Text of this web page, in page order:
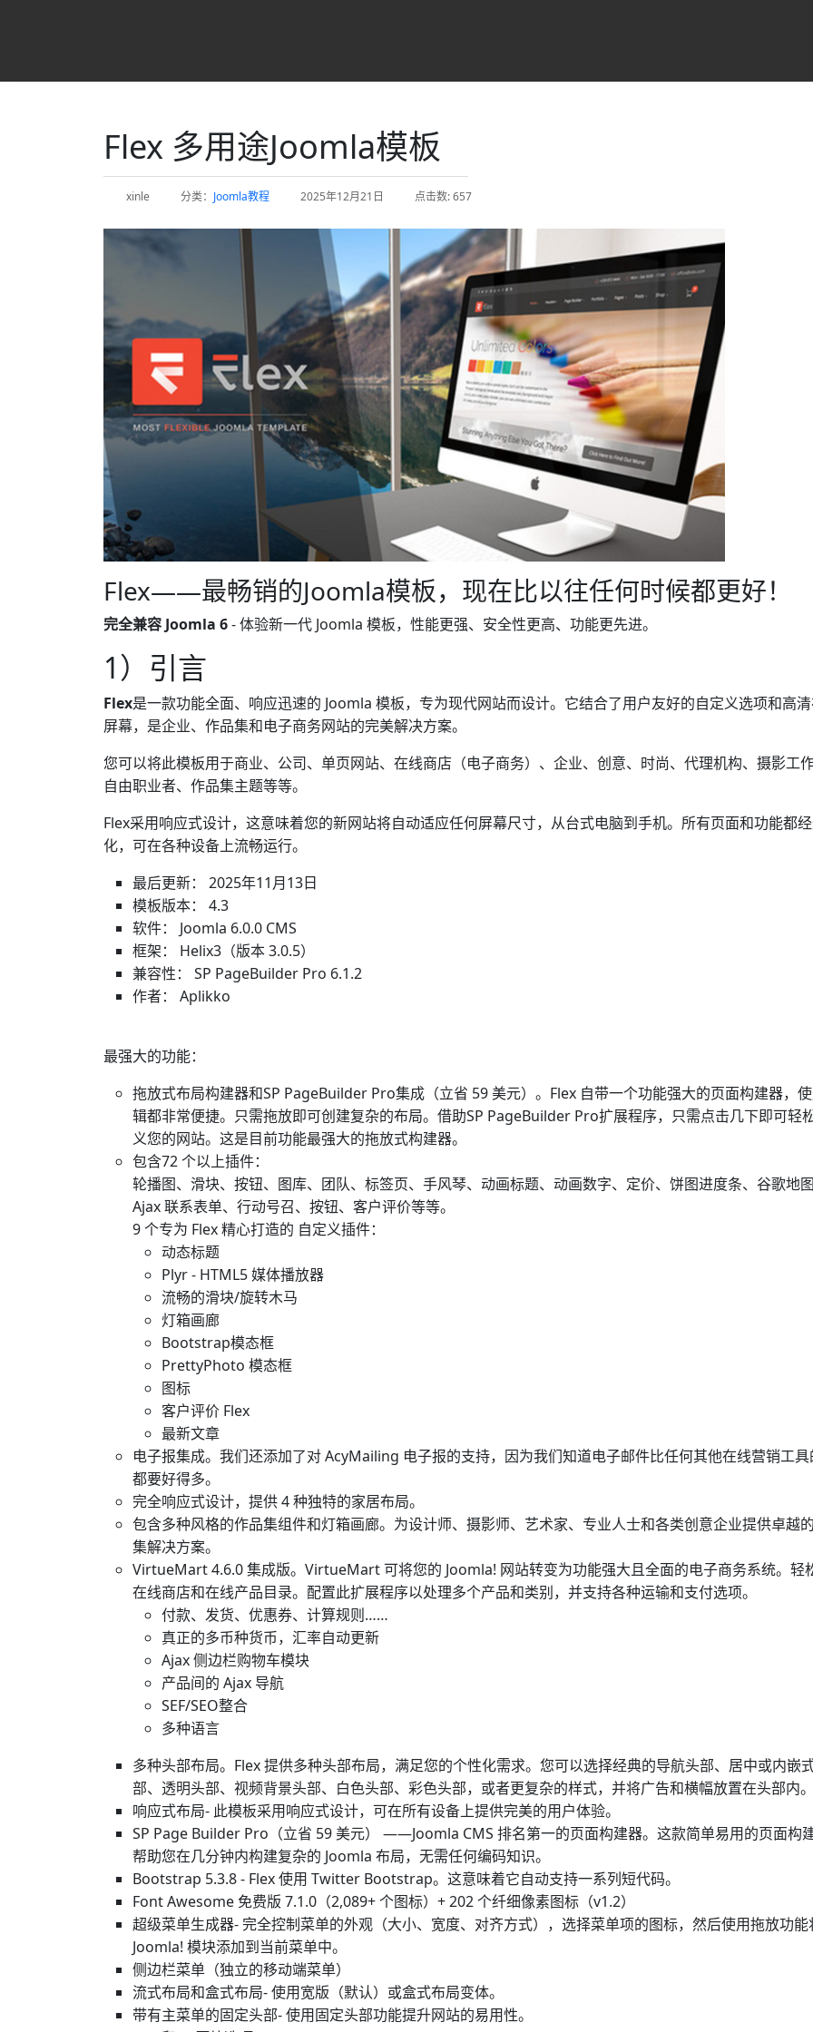
Flex 多用途Joomla模板
xinle 分类： Joomla教程 2025年12月21日 点击数: 657
Flex——最畅销的Joomla模板，现在比以往任何时候都更好！
完全兼容 Joomla 6- 体验新一代 Joomla 模板，性能更强、安全性更高、功能更先进。
1）引言
Flex是一款功能全面、响应迅速的 Joomla 模板，专为现代网站而设计。它结合了用户友好的自定义选项和高
屏幕，是企业、作品集和电子商务网站的完美解决方案。
您可以将此模板用于商业、公司、单页网站、在线商店（电子商务）、企业、创意、时尚、代理机构、摄影工作
自由职业者、作品集主题等等。
Flex采用响应式设计，这意味着您的新网站将自动适应任何屏幕尺寸，从台式电脑到手机。所有页面和功能都
化，可在各种设备上流畅运行。
最后更新： 2025年11月13日
模板版本： 4.3
软件： Joomla 6.0.0 CMS
框架： Helix3（版本 3.0.5）
兼容性： SP PageBuilder Pro 6.1.2
作者： Aplikko
最强大的功能：
拖放式布局构建器和SP PageBuilder Pro集成（立省 59 美元）。Flex 自带一个功能强大的页面构建器，
辑都非常便捷。只需拖放即可创建复杂的布局。借助SP PageBuilder Pro扩展程序，只需点击几下即可轻
义您的网站。这是目前功能最强大的拖放式构建器。
包含72 个以上插件：
轮播图、滑块、按钮、图库、团队、标签页、手风琴、动画标题、动画数字、定价、饼图进度条、谷歌地
Ajax 联系表单、行动号召、按钮、客户评价等等。
9 个专为 Flex 精心打造的 自定义插件：
动态标题
Plyr - HTML5 媒体播放器
流畅的滑块/旋转木马
灯箱画廊
Bootstrap模态框
PrettyPhoto 模态框
图标
客户评价 Flex
最新文章
电子报集成。我们还添加了对 AcyMailing 电子报的支持，因为我们知道电子邮件比任何其他在线营销工具
都要好得多。
完全响应式设计，提供 4 种独特的家居布局。
包含多种风格的作品集组件和灯箱画廊。为设计师、摄影师、艺术家、专业人士和各类创意企业提供卓越
集解决方案。
VirtueMart 4.6.0 集成版。VirtueMart 可将您的 Joomla! 网站转变为功能强大且全面的电子商务系统。轻
在线商店和在线产品目录。配置此扩展程序以处理多个产品和类别，并支持各种运输和支付选项。
付款、发货、优惠券、计算规则……
真正的多币种货币，汇率自动更新
Ajax 侧边栏购物车模块
产品间的 Ajax 导航
SEF/SEO整合
多种语言
多种头部布局。Flex 提供多种头部布局，满足您的个性化需求。您可以选择经典的导航头部、居中或内嵌
部、透明头部、视频背景头部、白色头部、彩色头部，或者更复杂的样式，并将广告和横幅放置在头部内。
响应式布局- 此模板采用响应式设计，可在所有设备上提供完美的用户体验。
SP Page Builder Pro（立省 59 美元） ——Joomla CMS 排名第一的页面构建器。这款简单易用的页面构
帮助您在几分钟内构建复杂的 Joomla 布局，无需任何编码知识。
Bootstrap 5.3.8 - Flex 使用 Twitter Bootstrap。这意味着它自动支持一系列短代码。
Font Awesome 免费版 7.1.0（2,089+ 个图标）+ 202 个纤细像素图标（v1.2）
超级菜单生成器- 完全控制菜单的外观（大小、宽度、对齐方式），选择菜单项的图标，然后使用拖放功能
Joomla! 模块添加到当前菜单中。
侧边栏菜单（独立的移动端菜单）
流式布局和盒式布局- 使用宽版（默认）或盒式布局变体。
带有主菜单的固定头部- 使用固定头部功能提升网站的易用性。